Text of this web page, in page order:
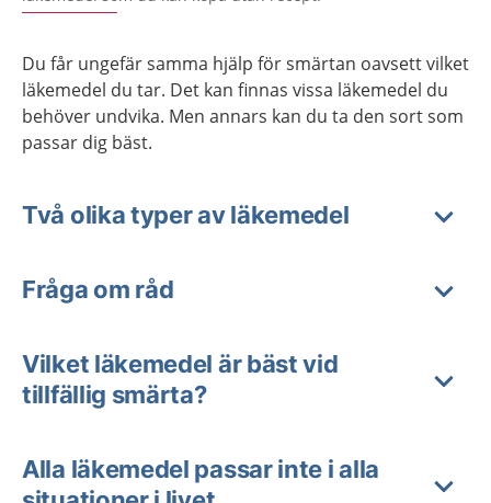
Du får ungefär samma hjälp för smärtan oavsett vilket
läkemedel du tar. Det kan finnas vissa läkemedel du
behöver undvika. Men annars kan du ta den sort som
passar dig bäst.
Två olika typer av läkemedel
Fråga om råd
Vilket läkemedel är bäst vid
tillfällig smärta?
Alla läkemedel passar inte i alla